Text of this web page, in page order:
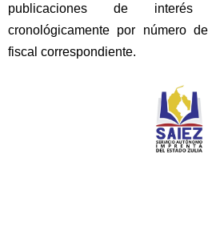
publicaciones de interés
cronológicamente por número
fiscal correspondiente.